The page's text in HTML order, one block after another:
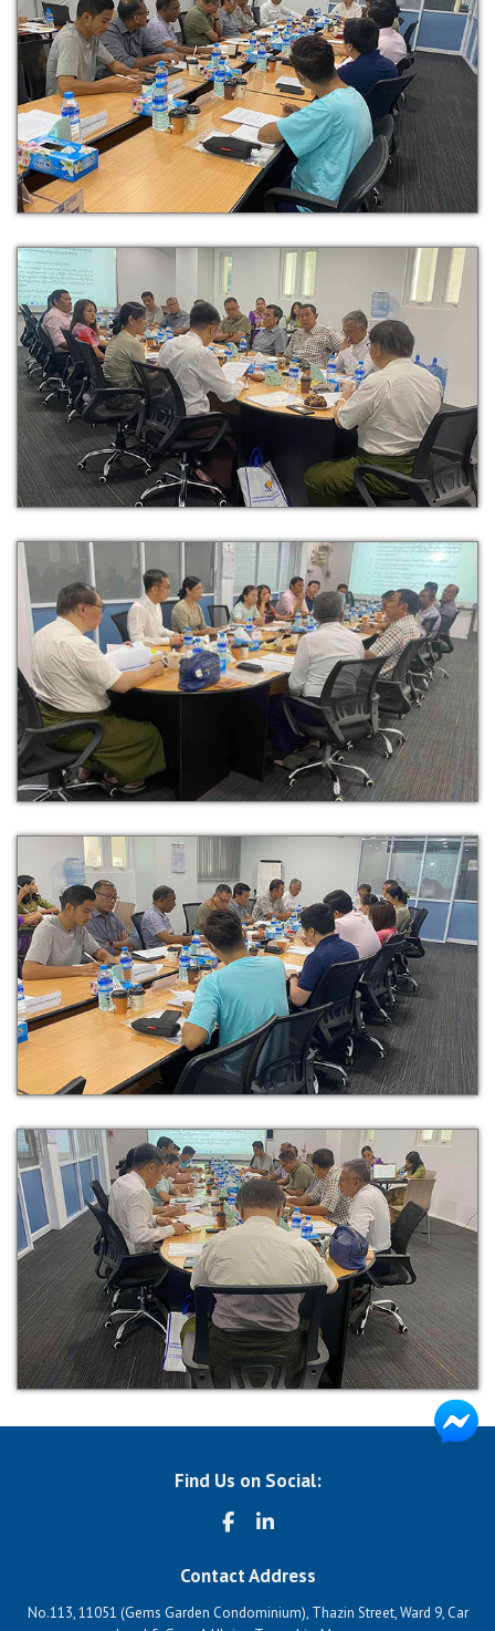
Find Us on Social:
Contact Address
No.113, 11051 (Gems Garden Condominium), Thazin Street, Ward 9, Car